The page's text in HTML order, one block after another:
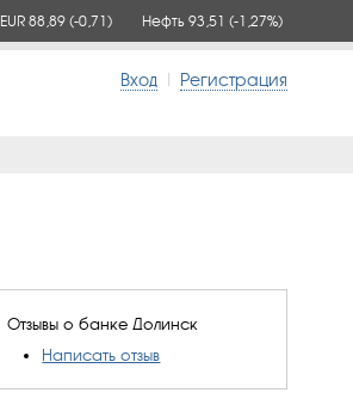
EUR 88,89 (-0,71) Нефть 93,51 (-1,27%)
Вход | Регистрация
Отзывы о банке Долинск
Написать отзыв